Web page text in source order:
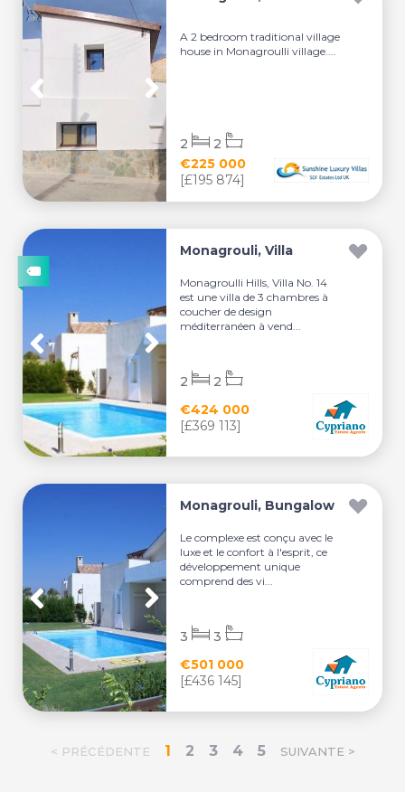
A 2 bedroom traditional village
house in Monagroulli village....
€225 000
[£195 874]
2 2
Monagrouli, Villa
Monagroulli Hills, Villa No. 14
est une villa de 3 chambres à
coucher de design
méditerranéen à vend...
€424 000
[£369 113]
2 2
Monagrouli, Bungalow
Le complexe est conçu avec le
luxe et le confort à l'esprit, ce
développement unique
comprend des vi...
€501 000
[£436 145]
3 3
< PRÉCÉDENTE 1 2 3 4 5 SUIVANTE >